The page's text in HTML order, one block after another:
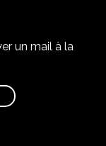
un mail à la